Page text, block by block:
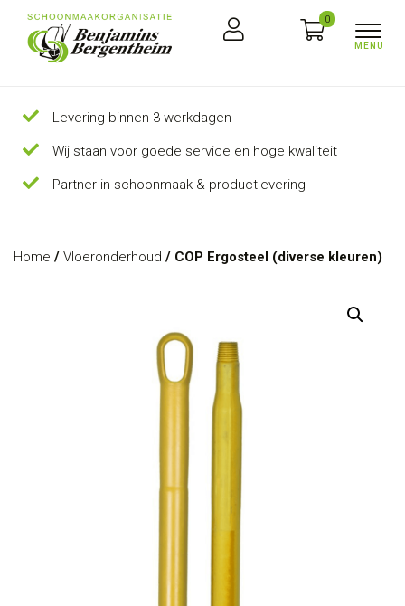
0
Levering binnen 3 werkdagen
Wij staan voor goede service en hoge kwaliteit
Partner in schoonmaak & productlevering
Home / Vloeronderhoud / COP Ergosteel (diverse kleuren)